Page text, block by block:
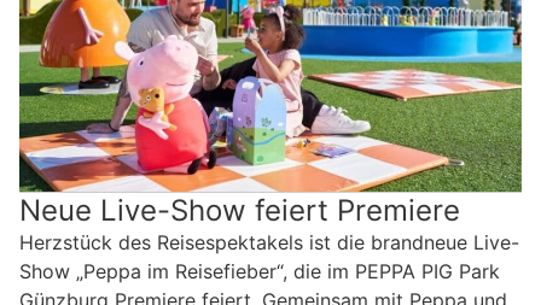
Neue Live-Show feiert Premiere
Herzstück des Reisespektakels ist die brandneue Live-
Show „Peppa im Reisefieber“, die im PEPPA PIG Park